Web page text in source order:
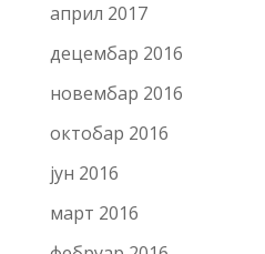
април 2017
децембар 2016
новембар 2016
октобар 2016
јун 2016
март 2016